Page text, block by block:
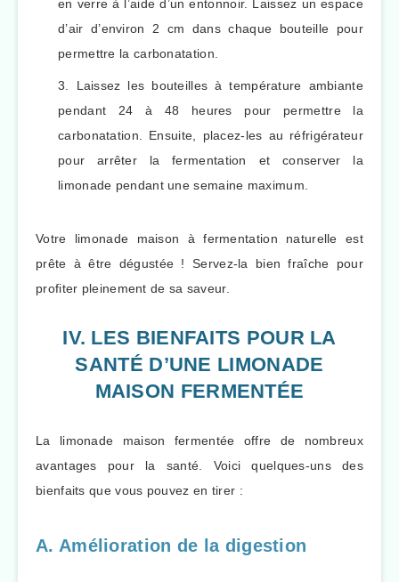
en verre à l’aide d’un entonnoir. Laissez un espace
d’air d’environ 2 cm dans chaque bouteille pour
permettre la carbonatation.
Laissez les bouteilles à température ambiante
pendant 24 à 48 heures pour permettre la
carbonatation. Ensuite, placez-les au réfrigérateur
pour arrêter la fermentation et conserver la
limonade pendant une semaine maximum.
Votre limonade maison à fermentation naturelle est
prête à être dégustée ! Servez-la bien fraîche pour
profiter pleinement de sa saveur.
IV. LES BIENFAITS POUR LA
SANTÉ D’UNE LIMONADE
MAISON FERMENTÉE
La limonade maison fermentée offre de nombreux
avantages pour la santé. Voici quelques-uns des
bienfaits que vous pouvez en tirer :
A. Amélioration de la digestion